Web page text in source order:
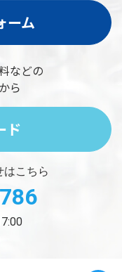
ーム
などの
ら
ド
はこちら